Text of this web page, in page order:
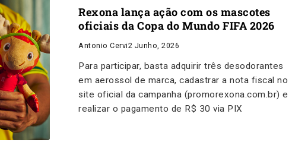
Rexona lança ação com os mascotes
oficiais da Copa do Mundo FIFA 2026
Antonio Cervi2 Junho, 2026
Para participar, basta adquirir três desodorantes
em aerossol de marca, cadastrar a nota fiscal no
site oficial da campanha (promorexona.com.br) e
realizar o pagamento de R$ 30 via PIX